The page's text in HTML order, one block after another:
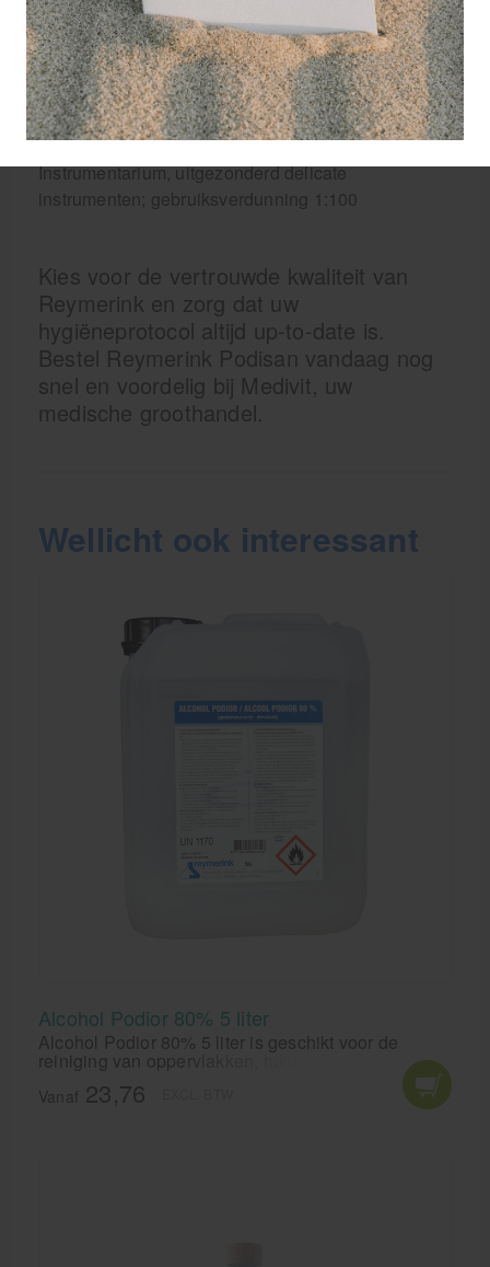
Oppervlakken, apparatuur en materialen: 1% / 10ml
per 1 liter water
Meubilair, wanden, vloeren, voorwerpen: 1% / 10ml
per 1 liter water
Oppervlakken in ziekenhuizen en zorginstellingen:
gebruiksverdunning 1:100
Instrumentarium, uitgezonderd delicate
instrumenten; gebruiksverdunning 1:100
Kies voor de vertrouwde kwaliteit van
Reymerink en zorg dat uw
hygiëneprotocol altijd up-to-date is.
Bestel Reymerink Podisan vandaag nog
snel en voordelig bij Medivit, uw
medische groothandel.
Wellicht ook interessant
Alcohol Podior 80% 5 liter
Alcohol Podior 80% 5 liter is geschikt voor de
reiniging van oppervlakken, huid en instrumentaria.
Alcohol Podior 80% is een effectief
desinfectiemiddel.
Vanaf 23,76